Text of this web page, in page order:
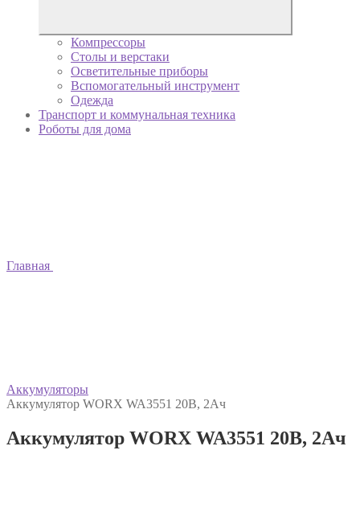
Компрессоры
Столы и верстаки
Осветительные приборы
Вспомогательный инструмент
Одежда
Транспорт и коммунальная техника
Роботы для дома
Главная
Аккумуляторы
Аккумулятор WORX WA3551 20В, 2Ач
Аккумулятор WORX WA3551 20В, 2Ач